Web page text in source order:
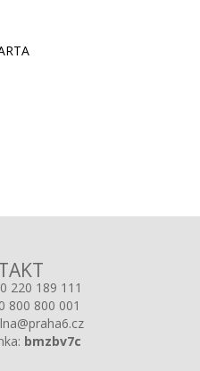
220 189 111
800 800 001
bmzbv7c